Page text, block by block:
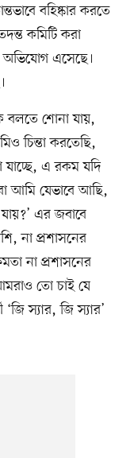
বহিষ্কার করতে
কমিটি করা
এসেছে।
বলতে শোনা যায়,
চিন্তা করতেছি,
যাচ্ছে, এ রকম যদি
আমি যেভাবে আছি,
এর জবাবে
না প্রশাসনের
না প্রশাসনের
তো চাই যে
স্যার, জি স্যার’